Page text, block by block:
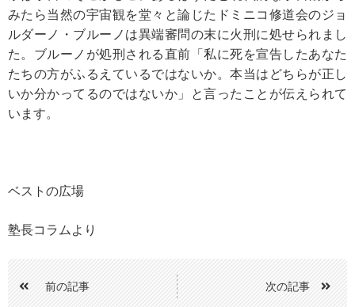
みたら当然の宇宙観を堂々と論じたドミニコ修道会のジョ
ルダーノ・ブルーノは異端審問の末に火刑に処せられまし
た。ブルーノが処刑される直前「私に死を宣告したあなた
たちの方がふるえているではないか。本当はどちらが正し
いか分かってるのではないか」と言ったことが伝えられて
います。
ベストの広場
塾長コラムより
前の記事 次の記事